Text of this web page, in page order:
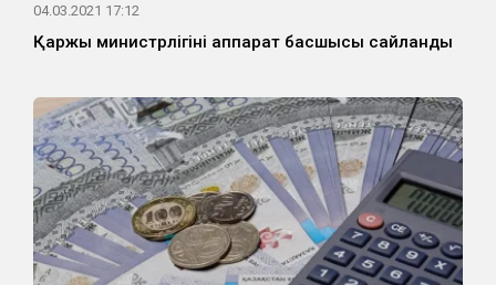
04.03.2021 17:12
Қаржы министрлігінің аппарат басшысы сайланды